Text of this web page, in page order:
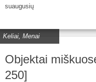
suaugusių
Keliai,Menai
Objektai
250]